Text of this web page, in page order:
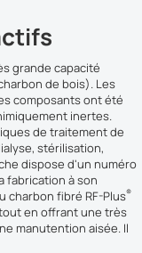
grande capacité
de bois). Les
composants ont été
inertes.
de traitement de
stérilisation,
dispose d'un numéro
fabrication à son
charbon fibré RF-Plus®
en offrant une très
manutention aisée. Il